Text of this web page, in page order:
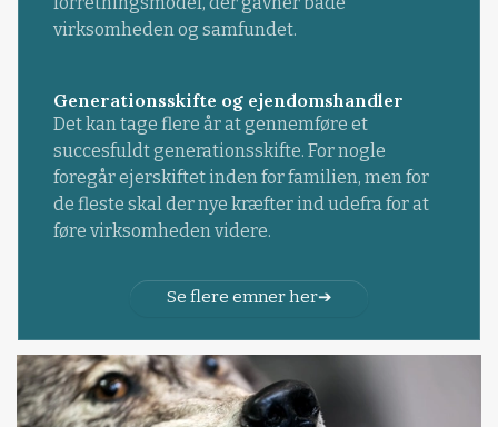
virksomheden og samfundet.
Generationsskifte og ejendomshandler
Det kan tage flere år at gennemføre et
succesfuldt generationsskifte. For nogle
foregår ejerskiftet inden for familien, men for
de fleste skal der nye kræfter ind udefra for at
føre virksomheden videre.
Se flere emner her